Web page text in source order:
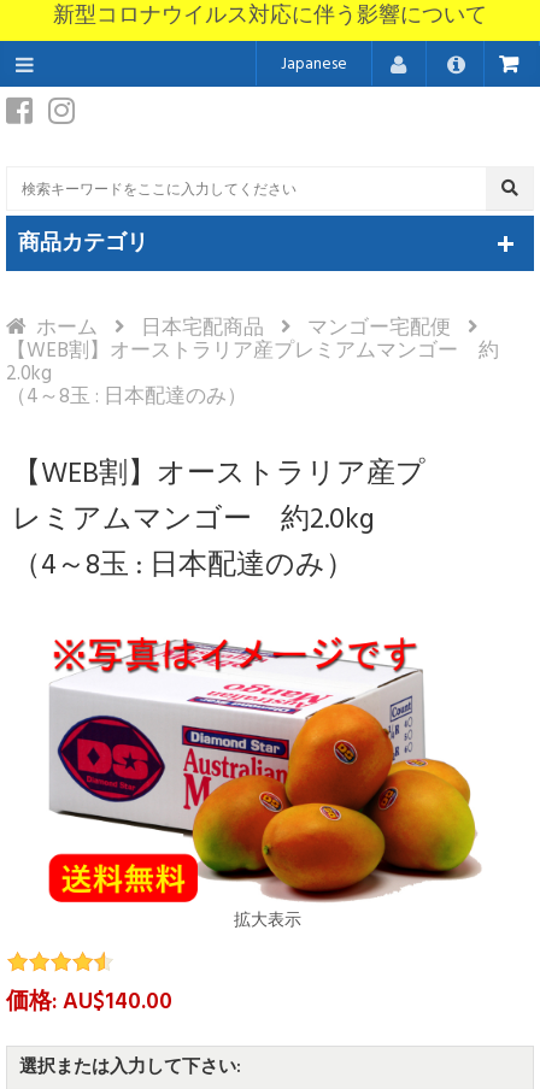
新型コロナウイルス対応に伴う影響について
Japanese
商品カテゴリ
ホーム 日本宅配商品 マンゴー宅配便
【WEB割】オーストラリア産プレミアムマンゴー 約
2.0kg
（4～8玉 : 日本配達のみ）
【WEB割】オーストラリア産プ
レミアムマンゴー 約2.0kg
（4～8玉 : 日本配達のみ）
拡大表示
価格: AU$140.00
選択または入力して下さい: